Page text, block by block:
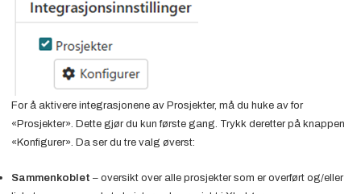
For å aktivere integrasjonene av Prosjekter, må du huke av for
«Prosjekter». Dette gjør du kun første gang. Trykk deretter på knappen
«Konfigurer». Da ser du tre valg øverst:
Sammenkoblet – oversikt over alle prosjekter som er overført og/eller